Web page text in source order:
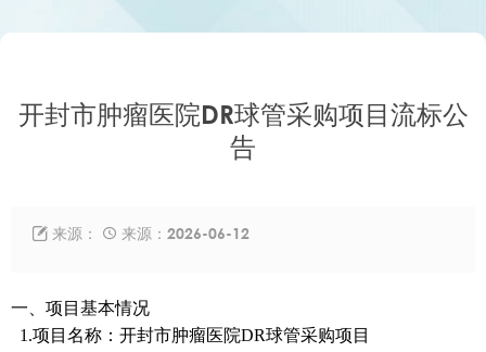
开封市肿瘤医院DR球管采购项目流标公
告
 来源：  来源：2026-06-12
一、项目基本情况
1.项目名称： 开封市肿瘤医院DR球管采购项目